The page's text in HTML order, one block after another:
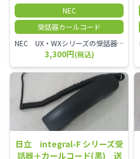
NEC
受話器カールコード
NEC UX・WXシリーズの受話器とカールコードセット／本商品は中古品となります。 写真では分かりにくいキズ・汚れなどの使用感があります。 経年変化で日焼けの色味が強くなる場合がございます。 予めご理解・ご了承頂きますようお願いいたします。
3,300円(税込)
日立 integral-F シリーズ受
話器＋カールコード(黒) 送